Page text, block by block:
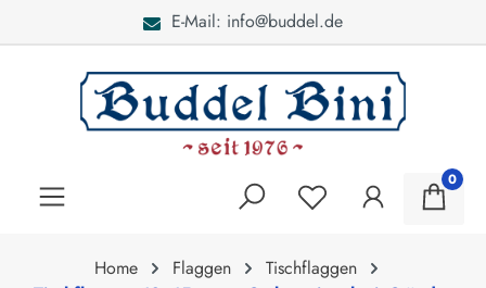
E-Mail: info@buddel.de
0
Home Flaggen
Tischflaggen